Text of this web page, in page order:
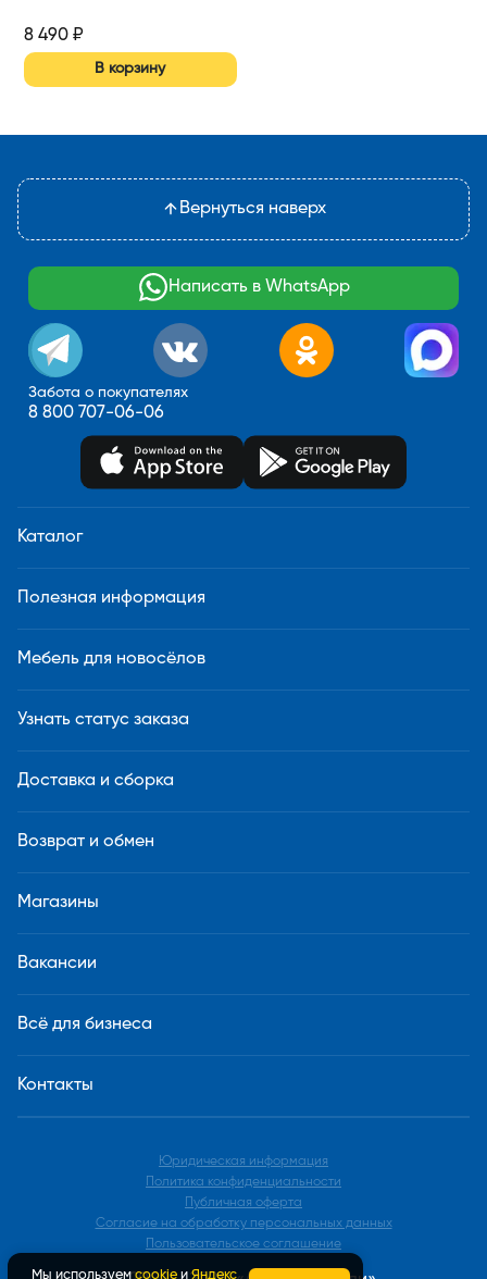
8 490 ₽
В корзину
Вернуться наверх
Написать в WhatsApp
Забота о покупателях
8 800 707-06-06
Каталог
Полезная информация
Мебель для новосёлов
Узнать статус заказа
Доставка и сборка
Возврат и обмен
Магазины
Вакансии
Всё для бизнеса
Контакты
Юридическая информация
Политика конфиденциальности
Публичная оферта
Согласие на обработку персональных данных
Пользовательское соглашение
Мы используем cookie и Яндекс